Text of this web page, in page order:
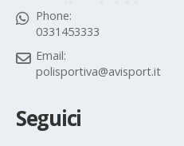
Phone:
0331453333
Email:
polisportiva@avisport.it
Seguici